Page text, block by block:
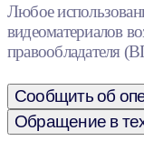
Любое
видеоматериалов
правообладателя
Сообщить об
Обращение в